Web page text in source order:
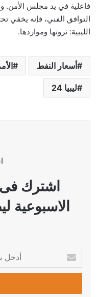
فاعلية في يد مجلس الأمن.
التوافق الفني، فإنه يخفي
الليبية: ثروتها ومواردها.
أسعار النفط
ليبيا 24
اشترك فى
الاسبوعية
بريدك
الإلكتروني